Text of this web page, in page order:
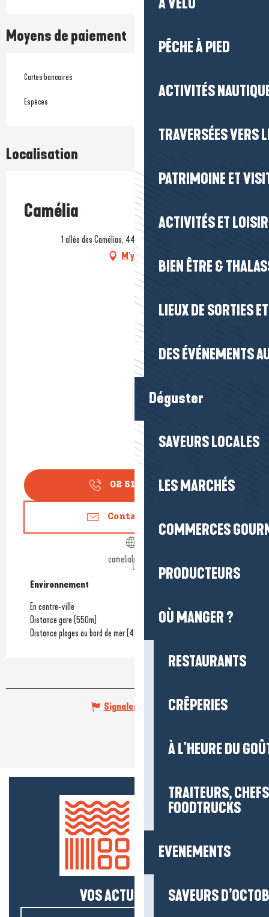
À VÉLO
PÊCHE À PIED
ACTIVITÉS
TRAVERSÉES VERS
PATRIMOINE ET
ACTIVITÉS ET
BIEN ÊTRE &
LIEUX DE SORTIES
DES ÉVÉNEMENTS
Déguster
SAVEURS LOCALES
LES MARCHÉS
COMMERCES
PRODUCTEURS
OÙ MANGER ?
RESTAURANTS
CRÊPERIES
À L'HEURE DU
TRAITEURS,
FOODTRUCKS
EVENEMENTS
SAVEURS
Moyens de paiement
Cartes bancaires
Espèces
Localisation
Camélia
Prestataire engagé dans une démarche environnementale
1 allée des Camélias, 44500 La Baule-Escoublac
M'y rendre
02 51 16 26▒▒
Contactez-nous
camelialabaule.fr
Environnement
Environnement
En centre-ville
Distance gare (550m)
Distance plages ou bord de mer(450m)
Signaler une erreur
VOS ACTUS SALÉES !